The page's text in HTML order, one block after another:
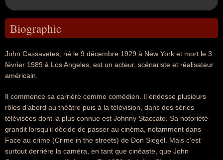
Biographie
John Cassavetes, né le 9 décembre 1929 à New York et mort le 3
février 1989 à Los Angeles, est un acteur, scénariste et réalisateur
américain.
Il commence sa carrière comme comédien. Il endosse plusieurs
rôles d'abord au théâtre puis à la télévision, dans des séries
télévisées dont la plus connue est Johnny Staccato. Sa notoriété
grandit lorsqu'il décide de passer au cinéma, notamment dans
Face au crime (Crime in the streets) de Don Siegel. Mais c'est
surtout derrière la caméra, en tant que cinéaste, que John